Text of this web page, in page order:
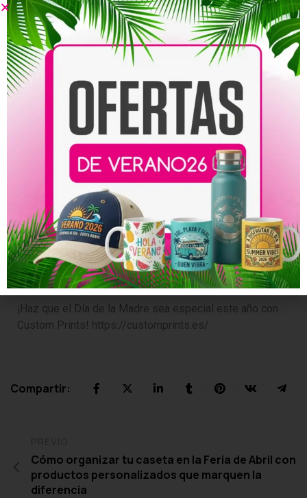
Regalos personalizados
desde San Pedro del Pinatar
Si estás buscandoideas originales de regalos
personalizados para el Día de la Madre , lo ideal es
contar con un lugar especializado en este tipo de
Custom Prints diseñamos y producimos productos
personalizados pensados para celebraciones y
momentos especiales.
Trabajamos desde San Pedro del Pinatar y ayudamos a
transformar ideas en regalos únicos.
Porque al final, el mejor regalo para el Día de la Madre no
es el más grande ni el más caro… sino el que demuestra
que realmente has pensado en ella.
¡Haz que el Día de la Madre sea especial este año con
Custom Prints! https://customprints.es/
Compartir:
Cómo organizar tu caseta en la Feria de Abril con
productos personalizados que marquen la
diferencia